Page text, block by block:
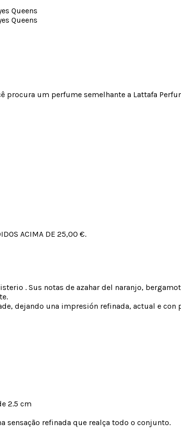
procura um perfume semelhante a Lattafa
ACIMA DE 25,00 €.
. Sus notas de azahar del naranjo,
dejando una impresión refinada, actual e con
2.5 cm
sensação refinada que realça todo o conjunto.